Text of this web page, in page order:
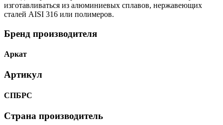
изготавливаться из алюминиевых сплавов, нержавеющих
сталей AISI 316 или полимеров.
Бренд производителя
Аркат
Артикул
СПБРС
Страна производитель